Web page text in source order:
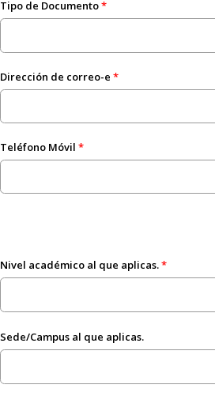
Tipo de Documento
Dirección de correo-e
Teléfono Móvil
Nivel académico al que aplicas.
Sede/Campus al que aplicas.